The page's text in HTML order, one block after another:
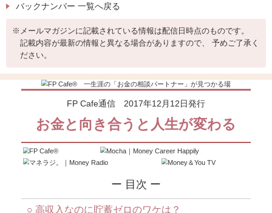
バックナンバー 一覧へ戻る
※ メールマガジンに記載されている情報は配信日時点のものです。
記載内容が最新の情報と異なる場合がありますので、 予めご了承く
ださい。